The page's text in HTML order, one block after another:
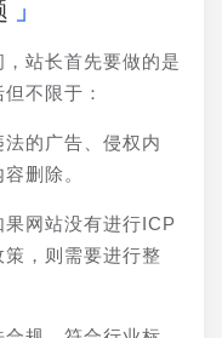
站长首先要做的是
不限于：
的广告、侵权内
删除。
网站没有进行ICP
，则需要进行整